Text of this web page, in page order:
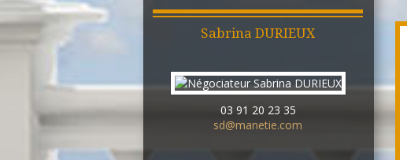
Sabrina DURIEUX
03 91 20 23 35
sd@manetie.com